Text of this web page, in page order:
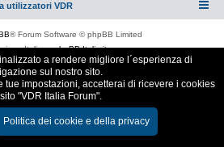
utilizzatori VDR
® Forum Software © phpBB Limited
ItalianaphpBB-Italia.it
Cookie e Privacya rendere migliore l´esperienza di
sul nostro sito.
tue impostazioni, accetterai di ricevere i cookies
"VDR Italia Forum".
Politica dei cookie e della privacy